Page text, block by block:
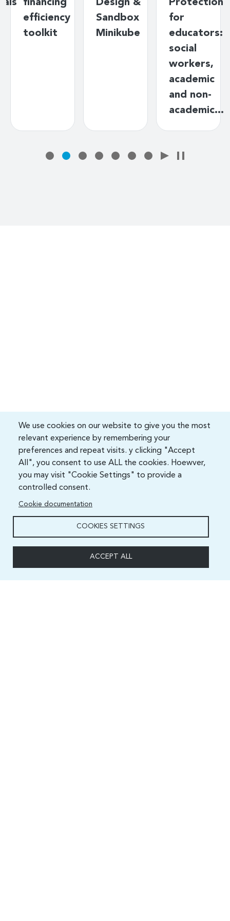
We use cookies on our website to give you the most
relevant experience by remembering your
preferences and repeat visits. y clicking "Accept
All", you consent to use ALL the cookies. Hoewver,
you may visit "Cookie Settings" to provide a
controlled consent.
Cookie documentation
COOKIES SETTINGS
ACCEPT ALL
Design &
Sandbox
Minikube
Protection
for
educators:
basics